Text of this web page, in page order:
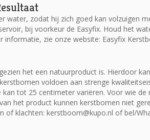
water, zodat hij zich goed kan volzuigen
bij voorkeur de Easyfix. Houd het
informatie, zie onze website: Easyfix
het een natuurproduct is. Hierdoor
voldoen aan strenge
tot 25 centimeter variëren. Voor wie
het product kunnen kerstbomen niet
of klachten: kerstboom@kupo.nl of bel/